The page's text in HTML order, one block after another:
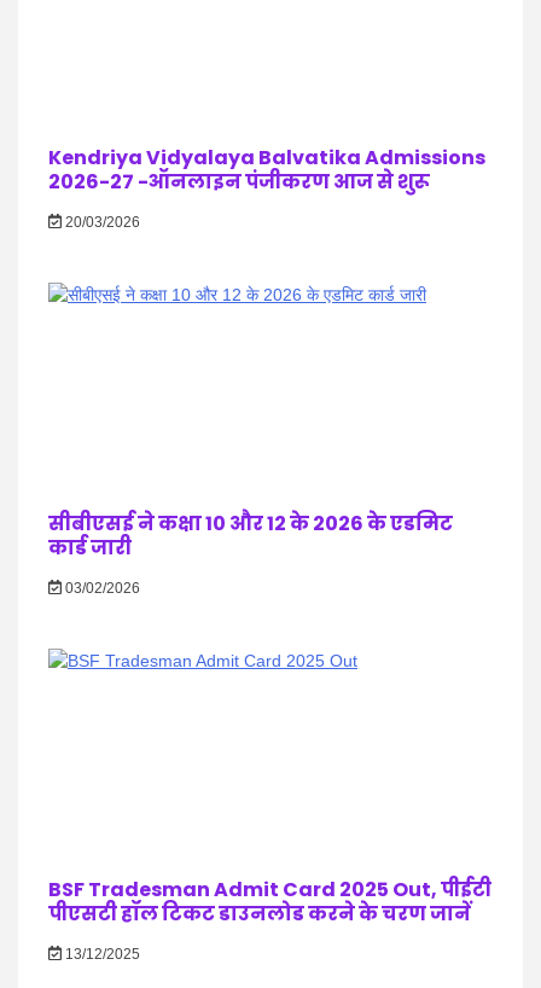
Kendriya Vidyalaya Balvatika Admissions
2026-27 -ऑनलाइन पंजीकरण आज से शुरू
20/03/2026
सीबीएसई ने कक्षा 10 और 12 के 2026 के एडमिट
कार्ड जारी
03/02/2026
BSF Tradesman Admit Card 2025 Out, पीईटी
पीएसटी हॉल टिकट डाउनलोड करने के चरण जानें
13/12/2025